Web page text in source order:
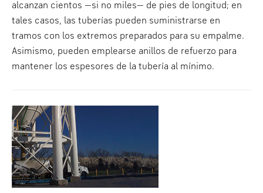
alcanzan cientos —si no miles— de pies de longitud; en
tales casos, las tuberías pueden suministrarse en
tramos con los extremos preparados para su empalme.
Asimismo, pueden emplearse anillos de refuerzo para
mantener los espesores de la tubería al mínimo.